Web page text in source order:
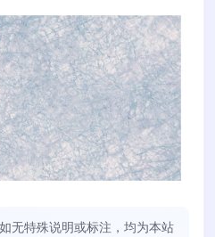
无特殊说明或标注，均为本站